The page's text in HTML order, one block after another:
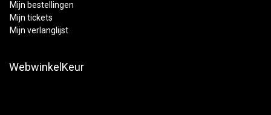
Mijn bestellingen
Mijn tickets
Mijn verlanglijst
WebwinkelKeur